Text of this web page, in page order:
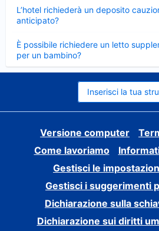
L’hotel richiederà un deposito
anticipato?
chiuso
È possibile richiedere un letto
per un bambino?
Elemento
chiuso
Inserisci la tua
Versione computer
Come lavoriamo
Gestisci le
Gestisci i suggerimenti
Dichiarazione sulla
Dichiarazione sui diritti